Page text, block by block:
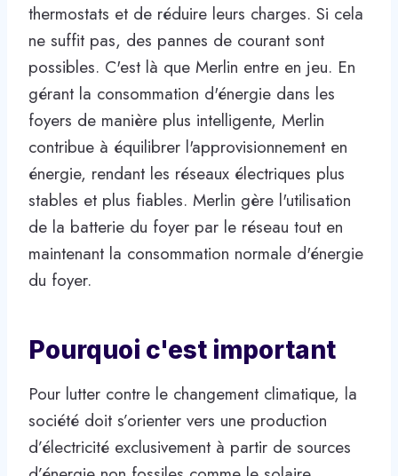
thermostats et de réduire leurs charges. Si cela
ne suffit pas, des pannes de courant sont
possibles. C'est là que Merlin entre en jeu. En
gérant la consommation d'énergie dans les
foyers de manière plus intelligente, Merlin
contribue à équilibrer l'approvisionnement en
énergie, rendant les réseaux électriques plus
stables et plus fiables. Merlin gère l'utilisation
de la batterie du foyer par le réseau tout en
maintenant la consommation normale d'énergie
du foyer.
Pourquoi c'est important
Pour lutter contre le changement climatique, la
société doit s’orienter vers une production
d’électricité exclusivement à partir de sources